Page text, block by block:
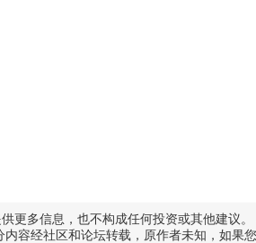
更多信息，也不构成任何投资或其他建议
容经社区和论坛转载，原作者未知，如果